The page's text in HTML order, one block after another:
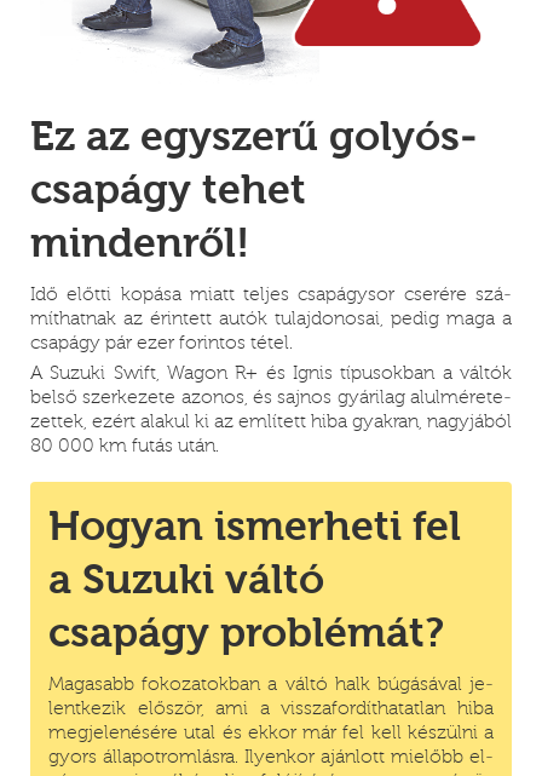
Ez az egyszerű golyós­
csapágy tehet
mindenről!
Idő előt­ti ko­pá­sa mi­att tel­jes csa­págy­sor cse­ré­re szá­
mít­hat­nak az érin­­tett au­tók tu­laj­do­no­sai, pe­dig ma­ga a
csap­ágy pár ezer fo­rin­tos té­tel.
A Su­zu­ki Swift, Wa­gon R+ és Ign­is tí­pu­sokban a vál­tók
bel­ső szer­ke­zete azo­nos, és saj­nos gyá­ri­lag alul­mé­re­te­
zet­tek, ezért ala­kul ki az em­­lí­tett hi­ba gyak­ran, nagyjá­ból
80 000 km fu­tás után.
Hogyan ismerheti fel
a Suzuki váltó
csapágy problémát?
Ma­ga­sabb fo­ko­za­tok­ban a vál­tó halk bú­gá­sá­val je­
lent­ke­zik elő­ször, ami a vissza­for­dít­ha­tatlan hi­ba
meg­je­le­né­sé­re utal és ek­kor már fel kell ké­szül­ni a
gyors állapot­rom­lás­ra. Ilyen­kor aján­lott mi­előbb el­